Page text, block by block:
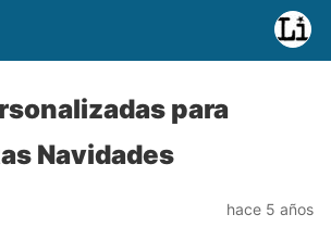
para
Navidades
hace 5 años